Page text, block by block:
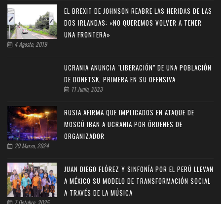
EL BREXIT DE JOHNSON REABRE LAS HERIDAS DE LAS
DOS IRLANDAS: «NO QUEREMOS VOLVER A TENER
UNA FRONTERA»
4 Agosto, 2019
UCRANIA ANUNCIA "LIBERACIÓN" DE UNA POBLACIÓN
DE DONETSK, PRIMERA EN SU OFENSIVA
11 Junio, 2023
RUSIA AFIRMA QUE IMPLICADOS EN ATAQUE DE
MOSCÚ IBAN A UCRANIA POR ÓRDENES DE
ORGANIZADOR
29 Marzo, 2024
JUAN DIEGO FLÓREZ Y SINFONÍA POR EL PERÚ LLEVAN
A MÉXICO SU MODELO DE TRANSFORMACIÓN SOCIAL
A TRAVÉS DE LA MÚSICA
7 Octubre, 2025